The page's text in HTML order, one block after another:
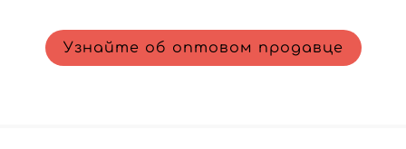
Узнайте об оптовом продавце